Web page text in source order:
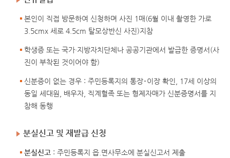
본인이 직접 방문하여 신청하며 사진 1매(6월 이내 촬영한 가로
3.5cmx 세로 4.5cm 탈모상반신 사진)지참
학생증 또는 국가·지방자치단체나 공공기관에서 발급한 증명서(사
진이 부착된 것이어야 함)
신분증이 없는 경우 : 주민등록지의 통장･이장 확인, 17세 이상의
동일 세대원, 배우자, 직계혈족 또는 형제자매가 신분증명서를 지
참해 동행
분실신고 및 재발급 신청
분실신고 : 주민등록지 읍.면사무소에 분실신고서 제출